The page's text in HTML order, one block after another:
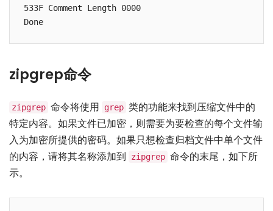
533F Comment Length 0000
Done
zipgrep命令
zipgrep 命令将使用 grep 类的功能来找到压缩文件中的
特定内容。如果文件已加密，则需要为要检查的每个文件输
入为加密所提供的密码。如果只想检查归档文件中单个文件
的内容，请将其名称添加到
zipgrep 命令的末尾，如下所
示。